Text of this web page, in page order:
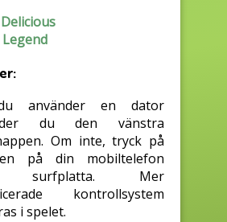
använder en dator
du den vänstra
Om inte, tryck på
på din mobiltelefon
surfplatta. Mer
kontrollsystem
i spelet.